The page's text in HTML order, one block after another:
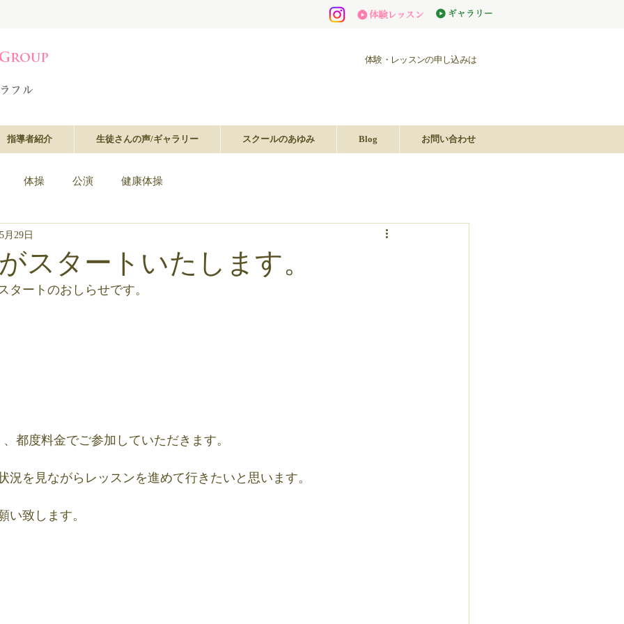
体験・レッスンの申し込みは
指導者紹介 生徒さんの声/ギャラリー スクールのあゆみ Blog お問い合わせ
体操 公演 健康体操
スタートいたします。
月29日
タートのおしらせです。
都度料金でご参加していただきます。
況を見ながらレッスンを進めて行きたいと思います。
い致します。